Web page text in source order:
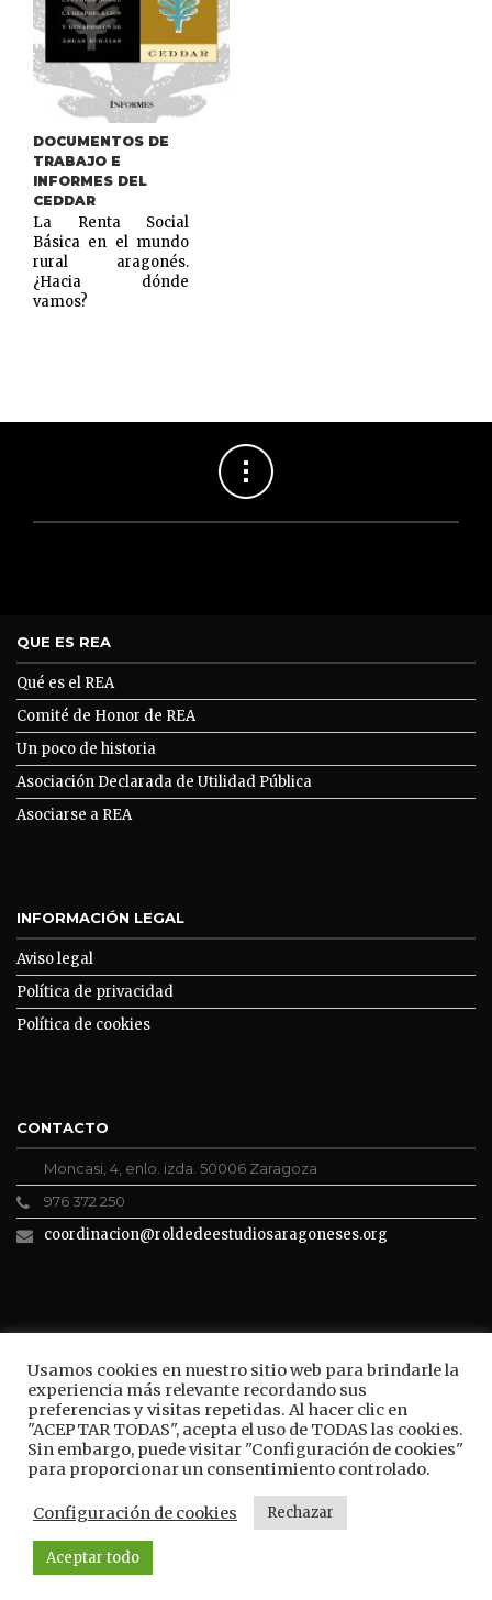
DOCUMENTOS DE
TRABAJO E
INFORMES DEL
CEDDAR
La Renta Social
Básica en el mundo
rural aragonés.
¿Hacia dónde
vamos?
Usamos cookies en nuestro sitio web para brindarle la
experiencia más relevante recordando sus
preferencias y visitas repetidas. Al hacer clic en
"ACEPTAR TODAS", acepta el uso de TODAS las cookies.
Sin embargo, puede visitar "Configuración de cookies"
para proporcionar un consentimiento controlado.
Configuración de cookies Rechazar
Aceptar todo
QUE ES REA
Qué es el REA
Comité de Honor de REA
Un poco de historia
Asociación Declarada de Utilidad Pública
Asociarse a REA
INFORMACIÓN LEGAL
Aviso legal
Política de privacidad
Política de cookies
CONTACTO
Moncasi, 4, enlo. izda. 50006 Zaragoza
976 372 250
coordinacion@roldedeestudiosaragoneses.org
ROLDE CONECTA
BUSCAR